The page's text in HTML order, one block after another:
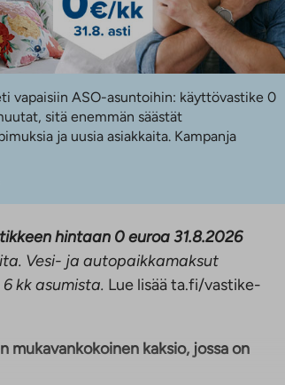
vapaisiin ASO-asuntoihin: käyttövastike 0
sitä enemmän säästät
ja uusia asiakkaita. Kampanja
hintaan 0 euroa 31.8.2026
Vesi- ja autopaikkamaksut
kk asumista. Lue lisää ta.fi/vastike-
mukavankokoinen kaksio, jossa on